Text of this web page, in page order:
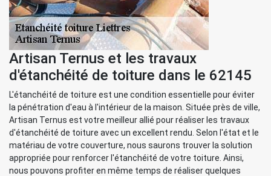
Artisan Ternus et les travaux
d'étanchéité de toiture dans le 62145
L'étanchéité de toiture est une condition essentielle pour éviter
la pénétration d'eau à l'intérieur de la maison. Située près de ville,
Artisan Ternus est votre meilleur allié pour réaliser les travaux
d'étanchéité de toiture avec un excellent rendu. Selon l'état et le
matériau de votre couverture, nous saurons trouver la solution
appropriée pour renforcer l'étanchéité de votre toiture. Ainsi,
nous pouvons profiter en même temps de réaliser quelques